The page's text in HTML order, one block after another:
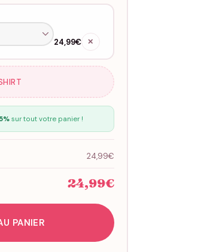
24,99€ ✕
sur tout votre panier !
24,99€
24,99€
PANIER